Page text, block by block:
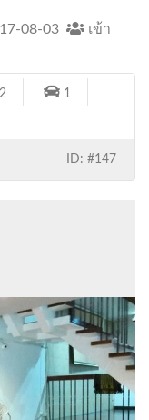
08-03
เข้า
2 1
ID: #147